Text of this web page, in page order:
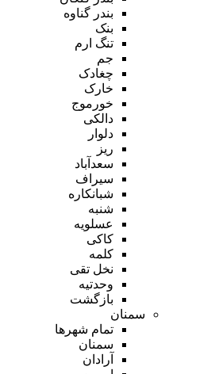
بندر گناوه
بنک
تنگ ارم
جم
چغادک
خارک
خورموج
دالکی
دلوار
ریز
سعدآباد
سیراف
شبانکاره
شنبه
عسلویه
کاکی
کلمه
نخل تقی
وحدتیه
بازگشت
سمنان
تمام شهر‌ها
سمنان
آرادان